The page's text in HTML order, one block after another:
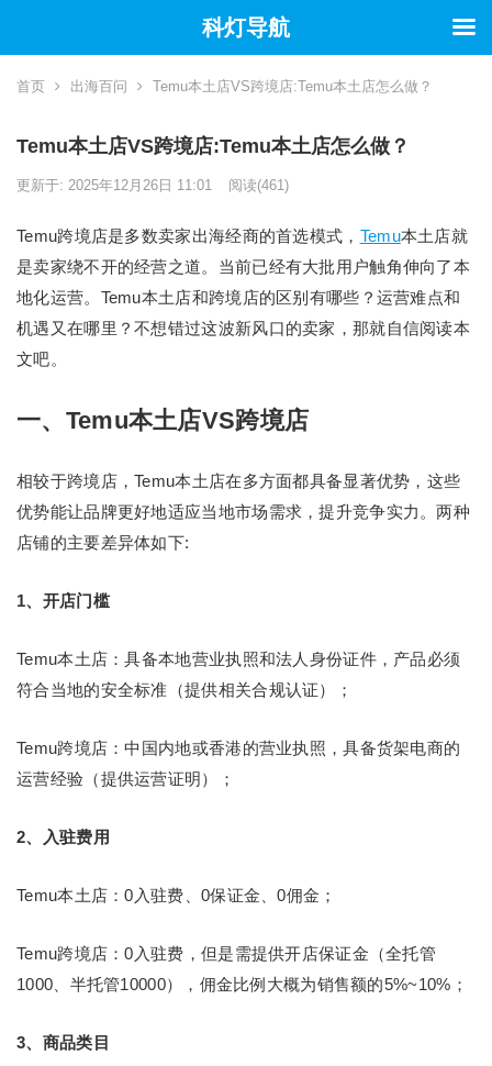
首页 出海百问 Temu本土店VS跨境店:Temu本土店怎么做？
Temu本土店VS跨境店:Temu本土店怎么做？
更新于: 2025年12月26日 11:01 阅读(461)
Temu跨境店是多数卖家出海经商的首选模式， Temu本土店就
是卖家绕不开的经营之道。当前已经有大批用户触角伸向了本
地化运营。Temu本土店和跨境店的区别有哪些？运营难点和
机遇又在哪里？不想错过这波新风口的卖家，那就自信阅读本
文吧。
一、Temu本土店VS跨境店
相较于跨境店，Temu本土店在多方面都具备显著优势，这些
优势能让品牌更好地适应当地市场需求，提升竞争实力。两种
店铺的主要差异体如下:
1、开店门槛
Temu本土店：具备本地营业执照和法人身份证件，产品必须
符合当地的安全标准（提供相关合规认证）；
Temu跨境店：中国内地或香港的营业执照，具备货架电商的
运营经验（提供运营证明）；
2、入驻费用
Temu本土店：0入驻费、0保证金、0佣金；
Temu跨境店：0入驻费，但是需提供开店保证金（全托管
1000、半托管10000），佣金比例大概为销售额的5%~10%；
3、商品类目
科灯导航